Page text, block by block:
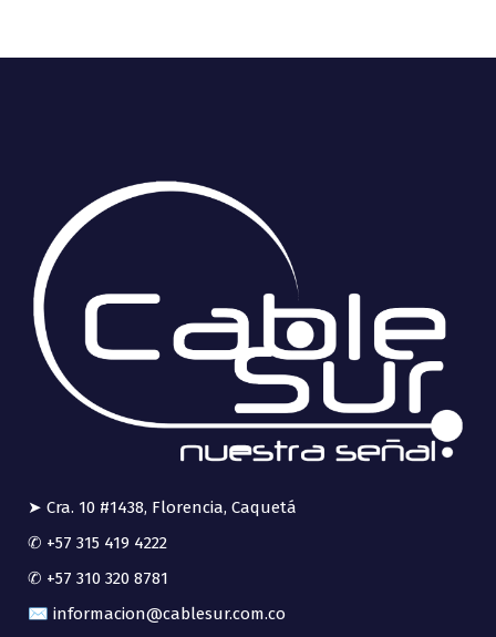
➤ Cra. 10 #1438, Florencia, Caquetá
✆ +57 315 419 4222
✆ +57 310 320 8781
✉ informacion@cablesur.com.co